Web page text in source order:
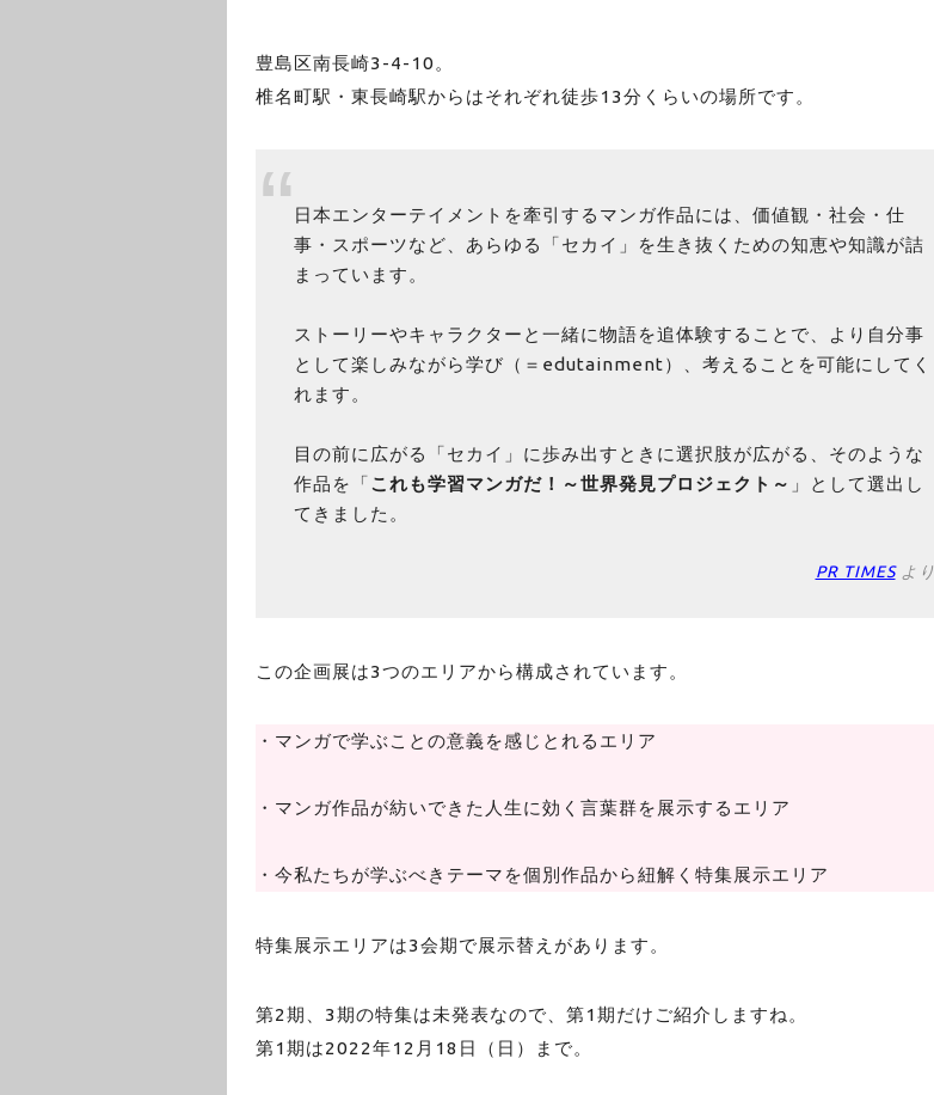
豊島区南長崎3-4-10。
椎名町駅・東長崎駅からはそれぞれ徒歩13分くらいの場所です。
日本エンターテイメントを牽引するマンガ作品には、価値観・社会・仕
事・スポーツなど、あらゆる「セカイ」を生き抜くための知恵や知識が詰
まっています。
ストーリーやキャラクターと一緒に物語を追体験することで、より自分事
として楽しみながら学び（＝edutainment）、考えることを可能にしてく
れます。
目の前に広がる「セカイ」に歩み出すときに選択肢が広がる、そのような
作品を「これも学習マンガだ！～世界発見プロジェクト～ 」として選出し
てきました。
PR TIMESより
この企画展は3つのエリアから構成されています。
・マンガで学ぶことの意義を感じとれるエリア
・マンガ作品が紡いできた人生に効く言葉群を展示するエリア
・今私たちが学ぶべきテーマを個別作品から紐解く特集展示エリア
特集展示エリアは3会期で展示替えがあります。
第2期、3期の特集は未発表なので、第1期だけご紹介しますね。
第1期は2022年12月18日（日）まで。